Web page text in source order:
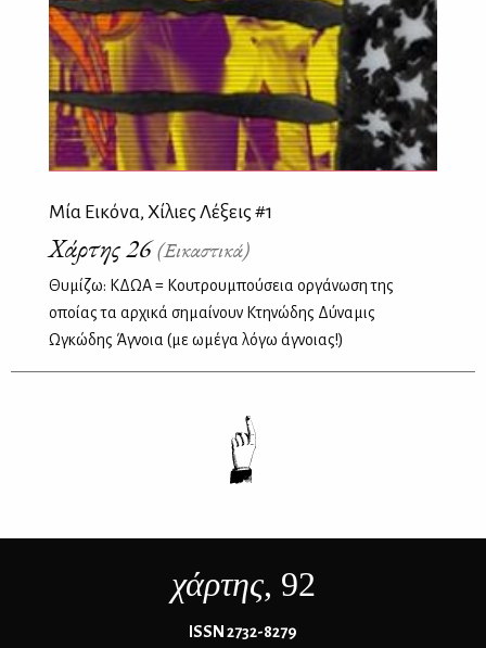
Μία Εικόνα, Χίλιες Λέξεις #1
Χάρτης 26(Εικαστικά)
Θυμίζω: ΚΔΩΑ = Κουτρουμπούσεια οργάνωση της
οποίας τα αρχικά σημαίνουν Κτηνώδης Δύναμις
Ωγκώδης Άγνοια (με ωμέγα λόγω άγνοιας!)
χάρτης, 92
ΙSSN 2732-8279